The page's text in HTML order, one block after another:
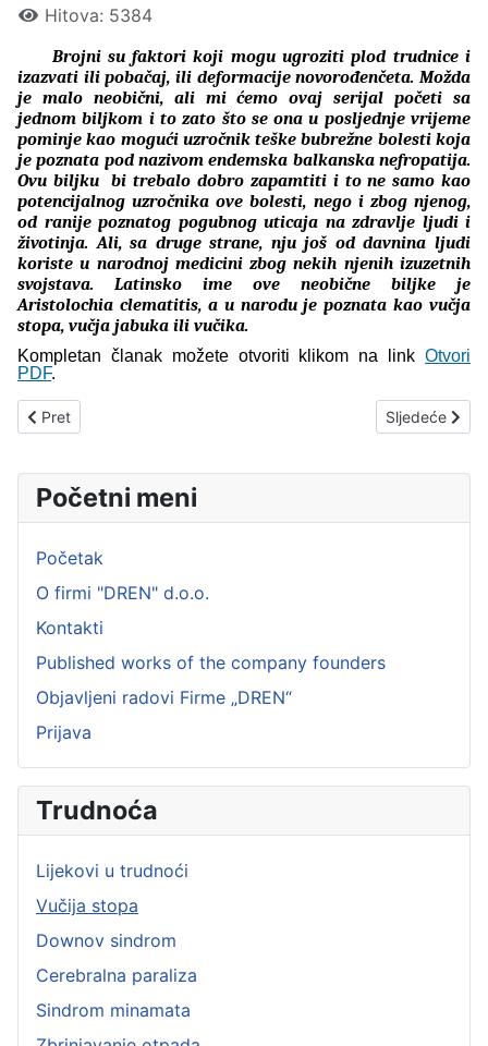
Hitova: 5384
Brojni su faktori koji mogu ugroziti plod trudnice i
izazvati ili pobačaj, ili deformacije novorođenčeta. Možda
je malo neobični, ali mi ćemo ovaj serijal početi sa
jednom biljkom i to zato što se ona u posljednje vrijeme
pominje kao mogući uzročnik teške bubrežne bolesti koja
je poznata pod nazivom endemska balkanska nefropatija.
Ovu biljku bi trebalo dobro zapamtiti i to ne samo kao
potencijalnog uzročnika ove bolesti, nego i zbog njenog,
od ranije poznatog pogubnog uticaja na zdravlje ljudi i
životinja. Ali, sa druge strane, nju još od davnina ljudi
koriste u narodnoj medicini zbog nekih njenih izuzetnih
svojstava. Latinsko ime ove neobične biljke je
Aristolochia clematitis, a u narodu je poznata kao vučja
stopa, vučja jabuka ili vučika.
Kompletan članak možete otvoriti klikom na link Otvori
PDF.
Prethodni članak: Lijekovi u trudnoći
Pret Sljedeći
Sljedeće
Početni meni
Početak
O firmi "DREN" d.o.o.
Kontakti
Published works of the company founders
Objavljeni radovi Firme „DREN“
Prijava
Trudnoća
Lijekovi u trudnoći
Vučija stopa
Downov sindrom
Cerebralna paraliza
Sindrom minamata